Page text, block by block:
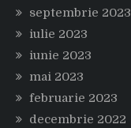
septembrie 2023
iulie 2023
iunie 2023
mai 2023
februarie 2023
decembrie 2022